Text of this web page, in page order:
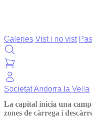
Galeries Vist i no vist
SocietatAndorra la Vella
La capital inicia una
zones de càrrega i